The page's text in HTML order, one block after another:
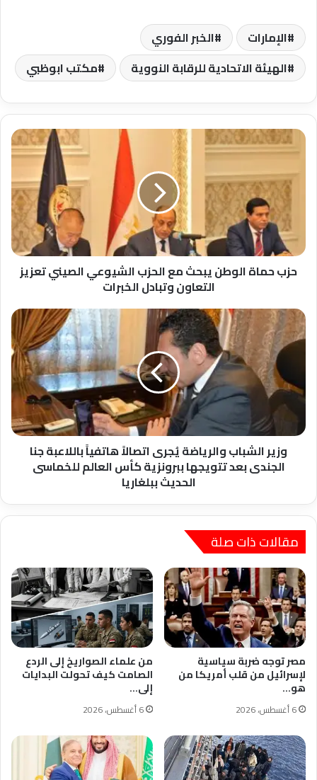
الإمارات
الخبر الفوري
الهيئة الاتحادية للرقابة النووية
مكتب ابوظبي
حزب
حماة
يبحث
الحزب
الشيوعي
الصيني
تعزيز
التعاون
وتبادل
حزب حماة الوطن يبحث مع الحزب الشيوعي الصيني تعزيز
التعاون وتبادل الخبرات
وزير
الشباب
والرياضة
هاتفياً
باللاعبة
جنا
الجندى
تتويجها
العالم
الحديث
ببلغاريا
وزير الشباب والرياضة يُجرى اتصالاً هاتفياً باللاعبة جنا
الجندى بعد تتويجها ببرونزية كأس العالم للخماسى
الحديث ببلغاريا
مقالات ذات صلة
مصر توجه ضربة سياسية
لإسرائيل من قلب أمريكا من
هو…
6 أغسطس، 2026
من علماء الصواريخ إلى الردع
الصامت كيف تحولت البدايات
إلى…
6 أغسطس، 2026